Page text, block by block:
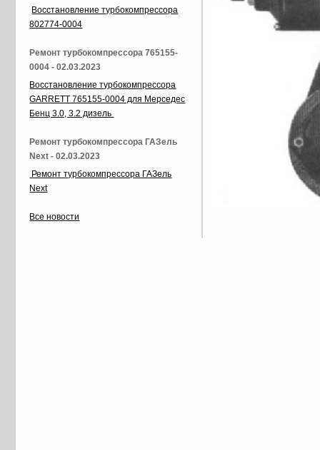
Восстановление турбокомпрессора
802774-0004
Ремонт турбокомпрессора 765155-
0004 - 02.03.2023
Восстановление турбокомпрессора
GARRETT 765155-0004 для Мерседес
Бенц 3.0, 3.2 дизель
Ремонт турбокомпрессора ГАЗель
Next - 02.03.2023
Ремонт турбокомпрессора ГАЗель
Next
Все новости